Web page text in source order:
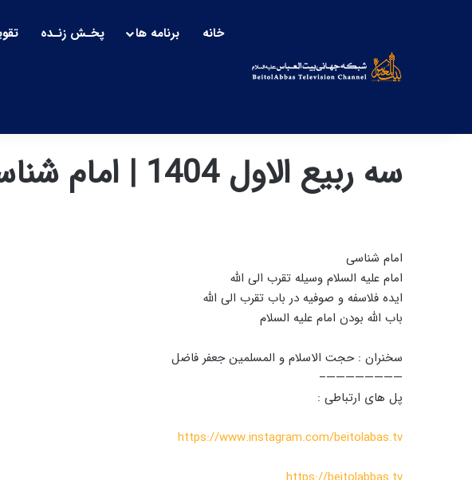
خانه برنامه ها پخـش زنـده تقویم
سه ربیع الاول 1404 | امام شناسی-3
امام شناسی
امام علیه السلام وسیله تقرب الی الله
ایده فلاسفه و صوفیه در باب تقرب الی الله
باب الله بودن امام علیه السلام
سخنران : حجت الاسلام و المسلمین جعفر فاضل
————————–
پل های ارتباطی :
https://www.instagram.com/beitolabas.tv